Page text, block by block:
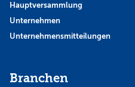
Hauptversammlung
Unternehmen
Unternehmensmitteilungen
Branchen